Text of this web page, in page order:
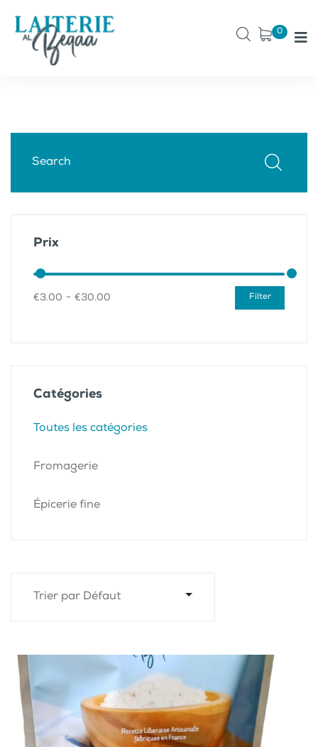
0
Prix
€3.00 - €30.00
Catégories
Toutes les catégories
Fromagerie
Épicerie fine
Trier par Défaut